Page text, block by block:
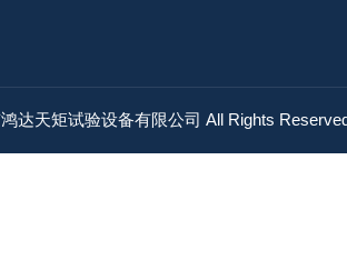
达天矩试验设备有限公司 All Rights